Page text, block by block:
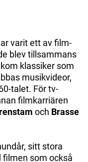
varit ett av film-
blev tillsammans
klassiker som
musikvideor,
talet. För tv-
filmkarriären
och Brasse
sitt stora
som också